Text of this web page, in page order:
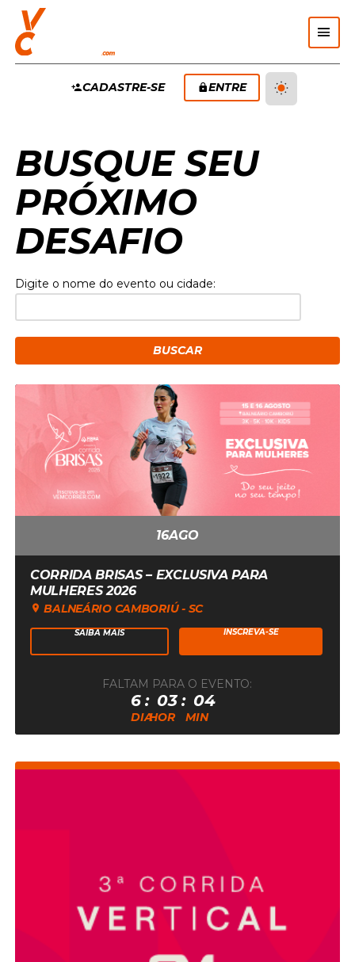
Pular Navegação (s)
PRINCIPALCADASTRE-SE ENTRE
BUSQUE SEU
PRÓXIMO
DESAFIO
Digite o nome do evento ou cidade:
BUSCAR
16AGO
CORRIDA BRISAS – EXCLUSIVA PARA
MULHERES 2026
BALNEÁRIO CAMBORIÚ - SC
SAIBA MAIS INSCREVA-SE
FALTAM PARA O EVENTO:
DE
ÀS
6
DIA
03
HOR
04
MIN